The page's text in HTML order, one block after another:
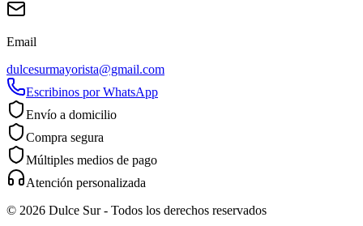
Email
dulcesurmayorista@gmail.com
Escribinos por WhatsApp
Envío a domicilio
Compra segura
Múltiples medios de pago
Atención personalizada
© 2026 Dulce Sur- Todos los derechos reservados